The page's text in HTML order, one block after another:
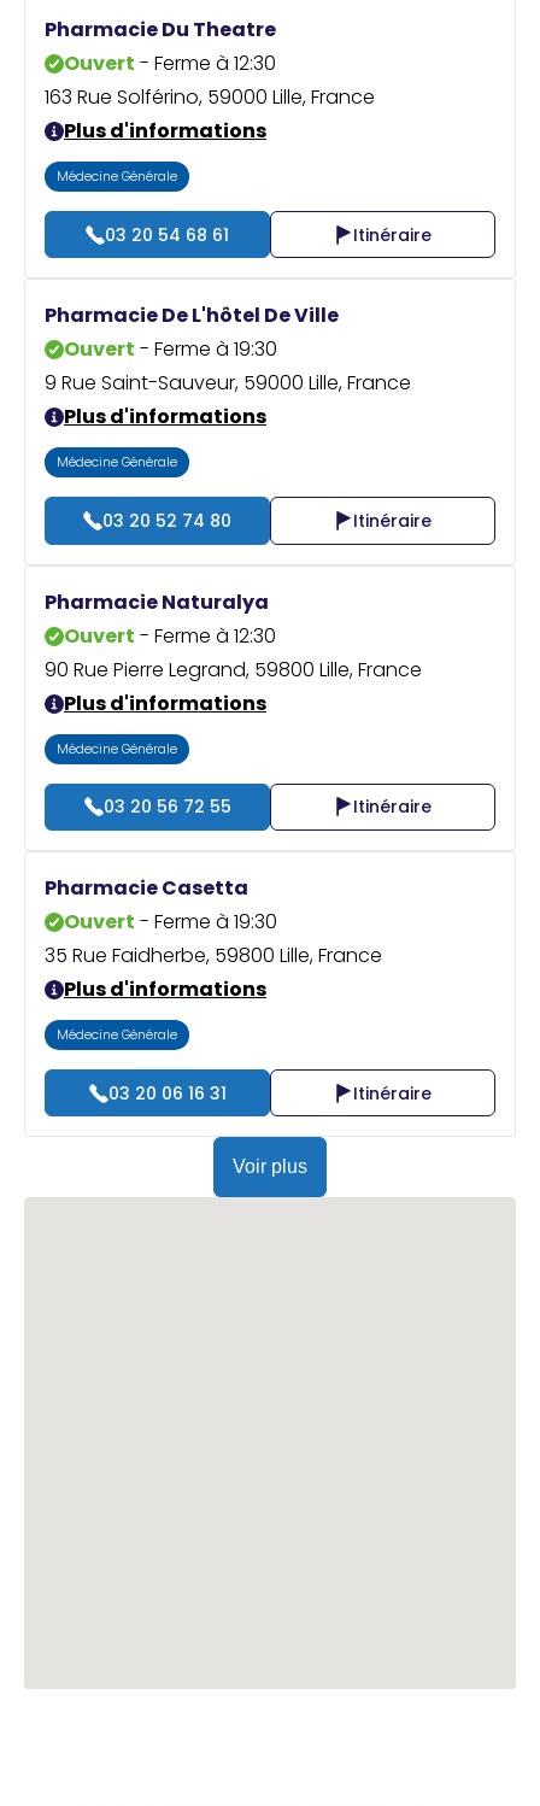
Pharmacie Du Theatre
Ouvert - Ferme à 12:30
163 Rue Solférino, 59000 Lille, France
Plus d'informations
Médecine Générale
03 20 54 68 61 Itinéraire
Pharmacie De L'hôtel De Ville
Ouvert - Ferme à 19:30
9 Rue Saint-Sauveur, 59000 Lille, France
Plus d'informations
Médecine Générale
03 20 52 74 80 Itinéraire
Pharmacie Naturalya
Ouvert - Ferme à 12:30
90 Rue Pierre Legrand, 59800 Lille, France
Plus d'informations
Médecine Générale
03 20 56 72 55 Itinéraire
Pharmacie Casetta
Ouvert - Ferme à 19:30
35 Rue Faidherbe, 59800 Lille, France
Plus d'informations
Médecine Générale
03 20 06 16 31 Itinéraire
Voir plus